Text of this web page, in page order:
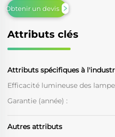
Attributs clés
Attributs spécifiques à
Efficacité lumineuse des
Garantie (année) :
Autres attributs
Obtenir un devis